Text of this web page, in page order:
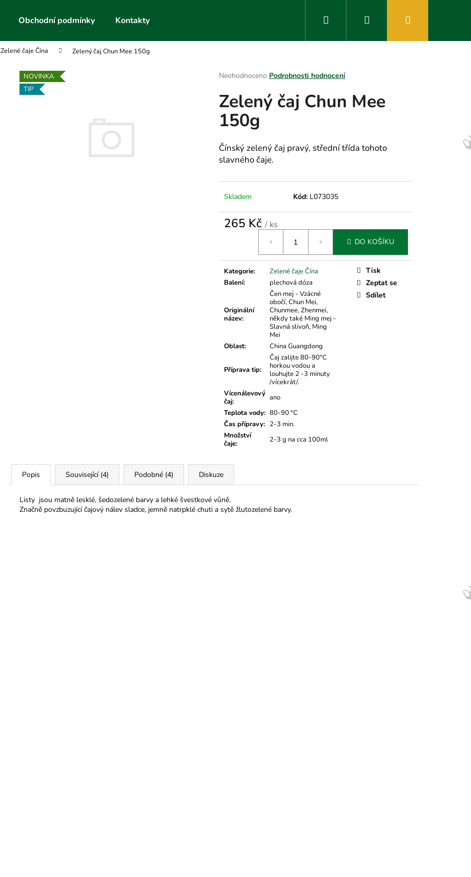
Obchodní podmínky Kontakty Hledat Přihlášení
Zelené čaje Čína Zelený čaj Chun Mee 150g
Průměrné
produktu
je
0,0
z
hvězdiček.
Neohodnoceno Podrobnosti hodnocení
Zelený čaj Chun Mee
150g
Čínský zelený čaj pravý, střední třída tohoto
slavného čaje.
Skladem Kód: L073035
265 Kč / ks
DO KOŠÍKU
Kategorie:
Zelené čaje Čína
Balení: plechová dóza
Originální
název:
Čen mej - Vzácné
obočí, Chun Mei,
Chunmee, Zhenmei,
někdy také Ming mej -
Slavná slivoň, Ming
Mei
Oblast: China Guangdong
Příprava tip:
Čaj zalijte 80-90°C
horkou vodou a
louhujte 2 -3 minuty
/vícekrát/.
Vícenálevový
čaj:
ano
Teplota vody: 80-90 °C
Čas přípravy: 2-3 min.
Množství
čaje: 2-3 g na cca 100ml
Tisk
Zeptat se
Sdílet
NOVINKA
TIP
Popis Související (4) Podobné (4) Diskuze
Listy jsou matně lesklé, šedozelené barvy a lehké švestkové vůně.
Značně povzbuzující čajový nálev sladce, jemně natrpklé chuti a sytě žlutozelené barvy.
Co potřebujete najít?
Doporučujeme